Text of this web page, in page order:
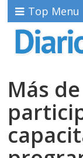
Top Menu
Más